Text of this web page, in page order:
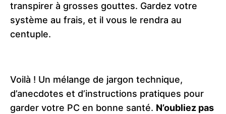
transpirer à grosses gouttes. Gardez votre
système au frais, et il vous le rendra au
centuple.
Voilà ! Un mélange de jargon technique,
d’anecdotes et d’instructions pratiques pour
garder votre PC en bonne santé. N’oubliez pas